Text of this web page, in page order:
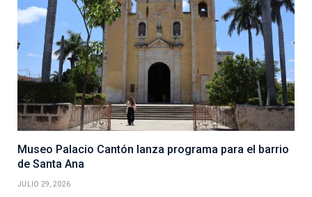
Museo Palacio Cantón lanza programa para el barrio
de Santa Ana
JULIO 29, 2026